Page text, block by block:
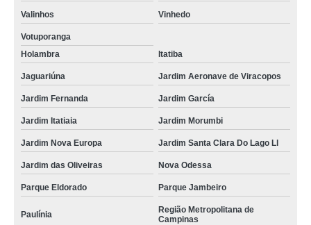
Valinhos Vinhedo
Votuporanga
Holambra
Itatiba
Jaguariúna Jardim Aeronave de Viracopos
Jardim Fernanda Jardim García
Jardim Itatiaia Jardim Morumbi
Jardim Nova Europa Jardim Santa Clara Do Lago Ll
Jardim das Oliveiras Nova Odessa
Parque Eldorado Parque Jambeiro
Paulínia
Região Metropolitana de
Campinas